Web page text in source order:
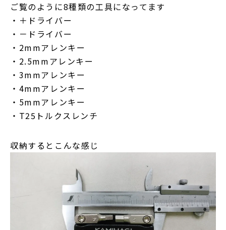
ご覧のように8種類の工具になってます
・＋ドライバー
・－ドライバー
・2mmアレンキー
・2.5mmアレンキー
・3mmアレンキー
・4mmアレンキー
・5mmアレンキー
・T25トルクスレンチ
収納するとこんな感じ